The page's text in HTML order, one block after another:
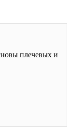
плечевых и